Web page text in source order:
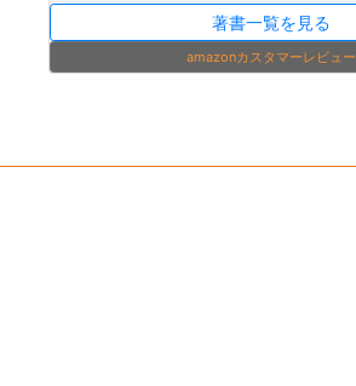
著書一覧を見る
amazonカスタマーレビュー